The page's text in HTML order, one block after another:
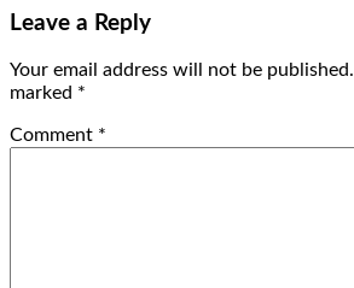
Leave a Reply
Your email address will not be published.
marked *
Comment *